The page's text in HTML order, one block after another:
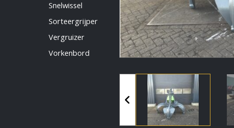
Vermeldingen feed
Reacties feed
WordPress.org
Snelwissel
Sorteergrijper
Vergruizer
Vorkenbord